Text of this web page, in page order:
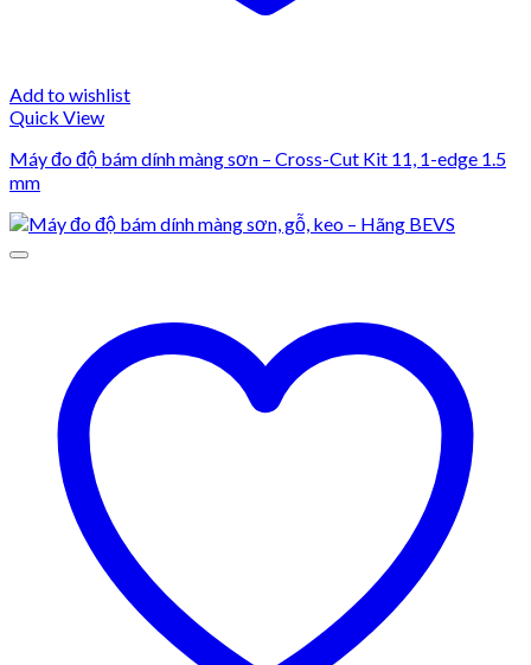
Add to wishlist
Quick View
Máy đo độ bám dính màng sơn – Cross-Cut Kit 11, 1-edge 1.5
mm